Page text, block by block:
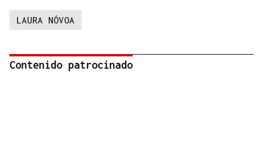
LAURA NÓVOA
Contenido patrocinado